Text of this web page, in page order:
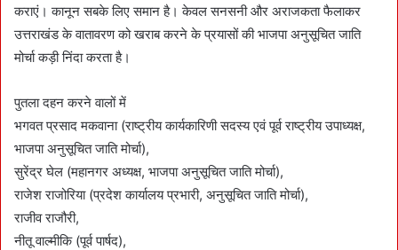
कराएं। कानून सबके लिए समान है। केवल सनसनी और अराजकता फैलाकर
उत्तराखंड के वातावरण को खराब करने के प्रयासों की भाजपा अनुसूचित जाति
मोर्चा कड़ी निंदा करता है।
पुतला दहन करने वालों में
भगवत प्रसाद मकवाना (राष्ट्रीय कार्यकारिणी सदस्य एवं पूर्व राष्ट्रीय उपाध्यक्ष,
भाजपा अनुसूचित जाति मोर्चा),
सुरेंद्र घेल (महानगर अध्यक्ष, भाजपा अनुसूचित जाति मोर्चा),
राजेश राजोरिया (प्रदेश कार्यालय प्रभारी, अनुसूचित जाति मोर्चा),
राजीव राजौरी,
नीतू वाल्मीकि (पूर्व पार्षद),